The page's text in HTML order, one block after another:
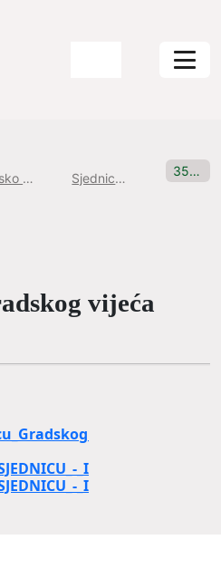
Gradsko Vijeće Grada Zenice Sjednice Gradskog vijeća 35. Sjednica Gradskog vijeća Zenica
vijeća
_I_dio
_II_dio